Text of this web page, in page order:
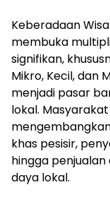
‎Keberadaan
membuka
signifikan,
Mikro, Kecil, dan
menjadi pasar
lokal.
khas pesisir,
hingga
daya lokal.